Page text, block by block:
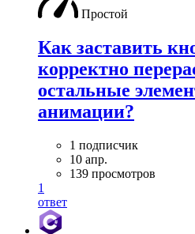
Простой
Как заставить
корректно
остальные
анимации?
1 подписчик
10 апр.
139 просмотров
1
ответ